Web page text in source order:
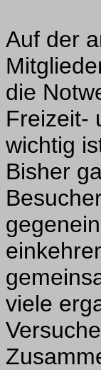
Auf der
die
Freizeit-
wichtig
Bisher
viele